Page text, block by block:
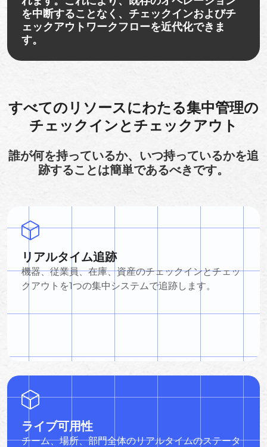
を中断することなく、チェックインおよびチ
ェックアウトワークフローを近代化できま
す。
すべてのリソースにわたる集中管理の
チェックインとチェックアウト
誰が何を持っているか、いつ持っているかを追
跡することは簡単であるべきです。
リアルタイム追跡
機器、従業員、在庫、資産のチェックインとチェッ
クアウトを1つの集中システムで追跡します。
ライブ可用性
チーム、場所、部門全体のリアルタイムのステータ